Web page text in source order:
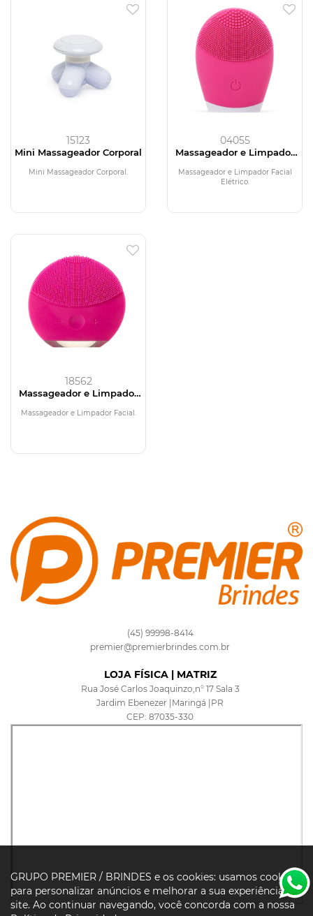
15123
Mini Massageador Corporal
Mini Massageador Corporal.
04055
Massageador e Limpador
Massageador e Limpador Facial
Elétrico.
18562
Massageador e Limpador
Massageador e Limpador Facial.
(45) 99998-8414
premier@premierbrindes.com.br
LOJA FÍSICA | MATRIZ
Rua José Carlos Joaquinzo,n° 17 Sala 3
Jardim Ebenezer |Maringá |PR
CEP: 87035-330
GRUPO PREMIER / BRINDES e os cookies: usamos cookies
para personalizar anúncios e melhorar a sua experiência no
site. Ao continuar navegando, você concorda com a nossa